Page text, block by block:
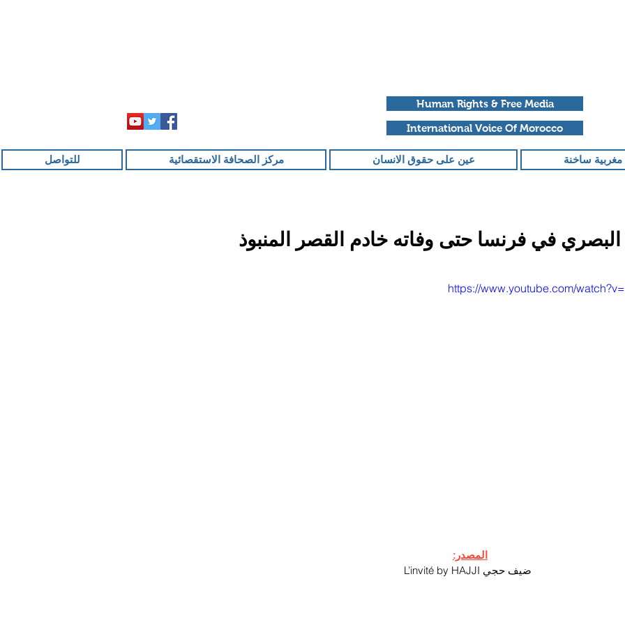
Human Rights & Free Media
International Voice Of Morocco
ساخنة عين على حقوق الانسان مركز الصحافة الاستقصائية للتواصل
في فرنسا حتى وفاته خادم القصر المنبوذ
من أصل 5 نجوم.
https://www.youtube.com/
المصدر: